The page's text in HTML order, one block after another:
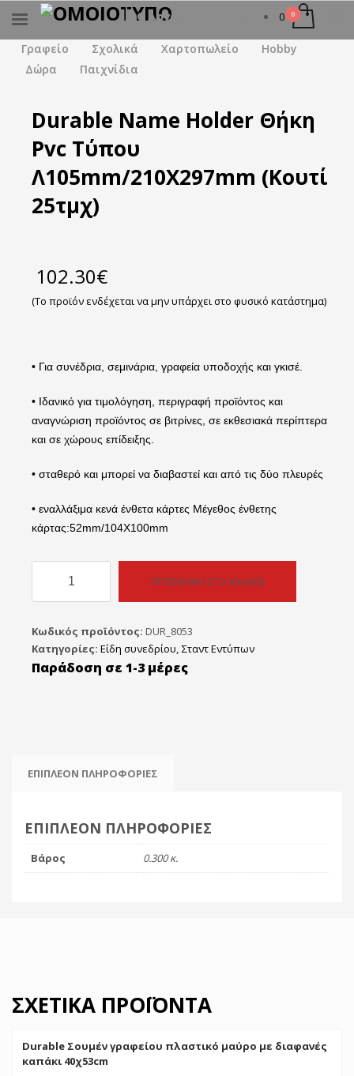
ΑΝΑΖΉΤΗΣΗ
Γραφείο
Σχολικά Χαρτοπωλείο
Hobby
Δώρα
Παιχνίδια
Ο λογαριασμός μου 0
Durable Name Holder Θήκη
Pvc Τύπου
Λ105mm/210Χ297mm (Κουτί
25τμχ)
102.30€
(Το προϊόν ενδέχεται να μην υπάρχει στο φυσικό κατάστημα)
• Για συνέδρια, σεμινάρια, γραφεία υποδοχής και γκισέ.
• Ιδανικό για τιμολόγηση, περιγραφή προϊόντος και
αναγνώριση προϊόντος σε βιτρίνες, σε εκθεσιακά περίπτερα
και σε χώρους επίδειξης.
• σταθερό και μπορεί να διαβαστεί και από τις δύο πλευρές
• εναλλάξιμα κενά ένθετα κάρτες Μέγεθος ένθετης
κάρτας:52mm/104Χ100mm
Holder
Pvc
Τύπου
Λ105mm/210Χ297mm
ΠΡΟΣΘΉΚΗ ΣΤΟ ΚΑΛΆΘΙ
Κωδικός προϊόντος: DUR_8053
Κατηγορίες: Είδη συνεδρίου, Σταντ Εντύπων
Παράδοση σε 1-3 μέρες
ΕΠΙΠΛΈΟΝ ΠΛΗΡΟΦΟΡΊΕΣ
ΕΠΙΠΛΈΟΝ ΠΛΗΡΟΦΟΡΊΕΣ
Βάρος 0.300 κ.
ΣΧΕΤΙΚΆ ΠΡΟΪΌΝΤΑ
Durable Σουμέν γραφείου πλαστικό μαύρο με διαφανές
καπάκι 40χ53cm